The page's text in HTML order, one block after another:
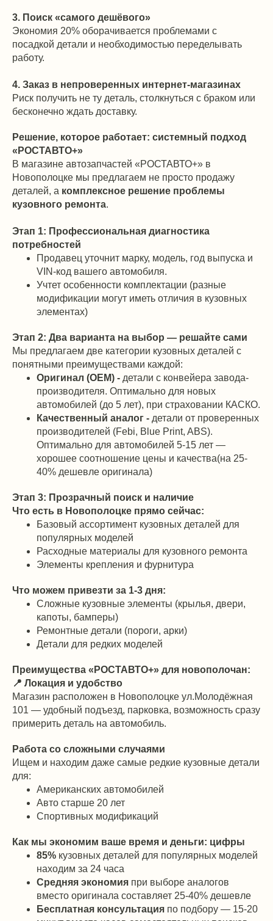
3. Поиск «самого дешёвого»
Экономия 20% оборачивается проблемами с
посадкой детали и необходимостью переделывать
работу.
4. Заказ в непроверенных интернет-магазинах
Риск получить не ту деталь, столкнуться с браком или
бесконечно ждать доставку.
Решение, которое работает: системный подход
«РОСТАВТО+»
В магазине автозапчастей «РОСТАВТО+» в
Новополоцке мы предлагаем не просто продажу
деталей, а комплексное решение проблемы
кузовного ремонта.
Этап 1: Профессиональная диагностика
потребностей
Продавец уточнит марку, модель, год выпуска и
VIN-код вашего автомобиля.
Учтет особенности комплектации (разные
модификации могут иметь отличия в кузовных
элементах)
Этап 2: Два варианта на выбор — решайте сами
Мы предлагаем две категории кузовных деталей с
понятными преимуществами каждой:
Оригинал (OEM) - детали с конвейера завода-
производителя. Оптимально для новых
автомобилей (до 5 лет), при страховании КАСКО.
Качественный аналог - детали от проверенных
производителей (Febi, Blue Print, ABS).
Оптимально для автомобилей 5-15 лет —
хорошее соотношение цены и качества(на 25-
40% дешевле оригинала)
Этап 3: Прозрачный поиск и наличие
Что есть в Новополоцке прямо сейчас:
Базовый ассортимент кузовных деталей для
популярных моделей
Расходные материалы для кузовного ремонта
Элементы крепления и фурнитура
Что можем привезти за 1-3 дня:
Сложные кузовные элементы (крылья, двери,
капоты, бамперы)
Ремонтные детали (пороги, арки)
Детали для редких моделей
Преимущества «РОСТАВТО+» для новополочан:
📍 Локация и удобство
Магазин расположен в Новополоцке ул.Молодёжная
101 — удобный подъезд, парковка, возможность сразу
примерить деталь на автомобиль.
Работа со сложными случаями
Ищем и находим даже самые редкие кузовные детали
для:
Американских автомобилей
Авто старше 20 лет
Спортивных модификаций
Как мы экономим ваше время и деньги: цифры
85% кузовных деталей для популярных моделей
находим за 24 часа
Средняя экономия при выборе аналогов
вместо оригинала составляет 25-40% дешевле
Бесплатная консультация по подбору — 15-20